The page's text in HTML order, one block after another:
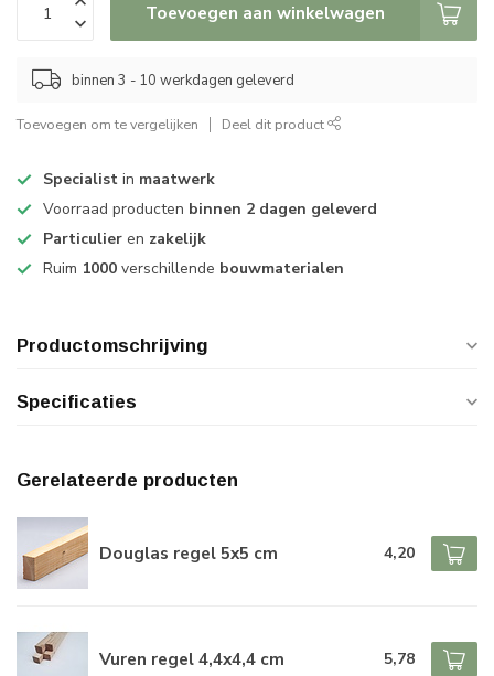
Toevoegen aan winkelwagen
binnen 3 - 10 werkdagen geleverd
Toevoegen om te vergelijken Deel dit product
Specialist in maatwerk
Voorraad producten binnen 2 dagen geleverd
Particulier en zakelijk
Ruim 1000 verschillende bouwmaterialen
Productomschrijving
Specificaties
Gerelateerde producten
Douglas regel 5x5 cm 4,20
Vuren regel 4,4x4,4 cm 5,78